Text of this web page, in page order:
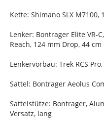
Kette: Shimano SLX M7100,
Lenker: Bontrager Elite VR-
Reach, 124 mm Drop, 44
Lenkervorbau: Trek RCS
Sattel: Bontrager Aeolus
Sattelstütze: Bontrager,
Versatz, lang